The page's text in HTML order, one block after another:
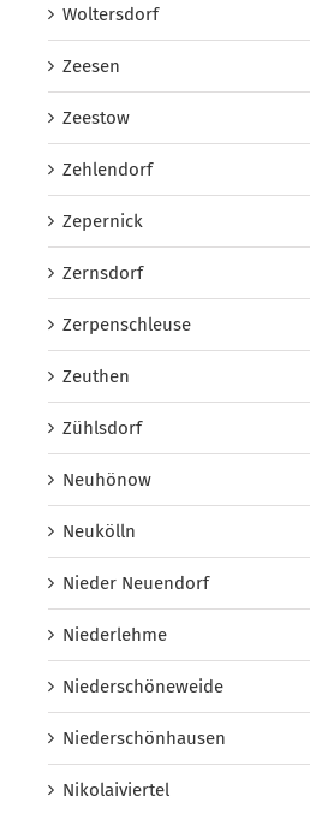
Woltersdorf
Zeesen
Zeestow
Zehlendorf
Zepernick
Zernsdorf
Zerpenschleuse
Zeuthen
Zühlsdorf
Neuhönow
Neukölln
Nieder Neuendorf
Niederlehme
Niederschöneweide
Niederschönhausen
Nikolaiviertel